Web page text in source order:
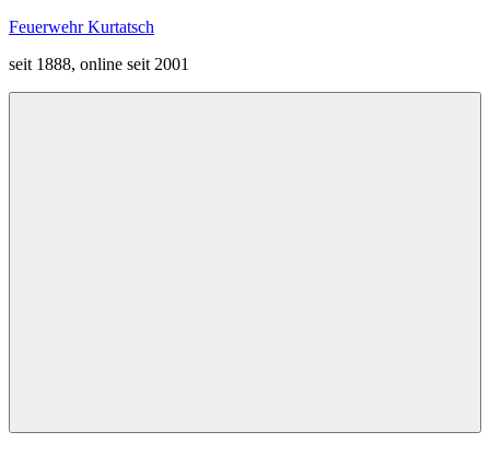
Zum
springen
Feuerwehr Kurtatsch
seit 1888, online seit 2001